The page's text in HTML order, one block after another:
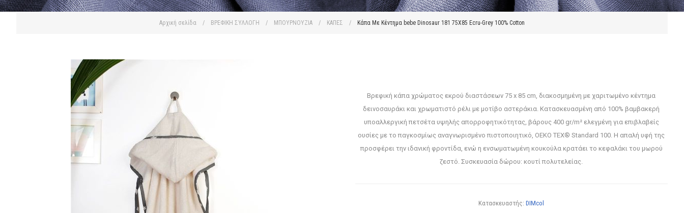
Αρχική σελίδα / ΒΡΕΦΙΚΗ ΣΥΛΛΟΓΗ / ΜΠΟΥΡΝΟΥΖΙΑ / ΚΑΠΕΣ / Κάπα Με Κέντημα bebe Dinosaur 181 75X85 Ecru-Grey 100% Cotton
Βρεφική κάπα χρώματος εκρού διαστάσεων 75 x 85 cm, διακοσμημένη με χαριτωμένο κέντημα
δεινοσαυράκι και χρωματιστό ρέλι με μοτίβο αστεράκια. Κατασκευασμένη από 100% βαμβακερή
υποαλλεργική πετσέτα υψηλής απορροφητικότητας, βάρους 400 gr/m² ελεγμένη για επιβλαβείς
ουσίες με το παγκοσμίως αναγνωρισμένο πιστοποιητικό, OEKO TEX® Standard 100. Η απαλή υφή της
προσφέρει την ιδανική φροντίδα, ενώ η ενσωματωμένη κουκούλα κρατάει το κεφαλάκι του μωρού
ζεστό. Συσκευασία δώρου: κουτί πολυτελείας.
Κατασκευαστής: DIMcol